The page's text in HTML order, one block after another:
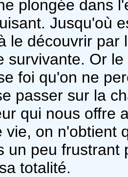
plongée dans
Jusqu'où
le découvrir par
survivante. Or
foi qu'on ne
passer sur la
qui nous offre
vie, on n'obtient
un peu frustrant
totalité.